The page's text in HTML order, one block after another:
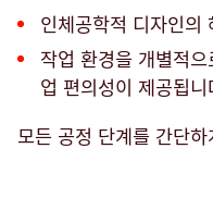
인체공학적 디자인의
작업 환경을 개별적
업 편의성이 제공됩니
모든 공정 단계를 간단